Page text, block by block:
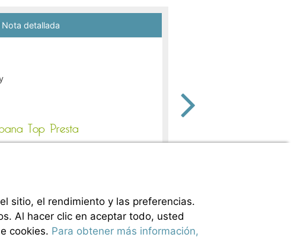
Nota detallada
Top Presta
Tipo de estancia :
Alojamiento :
Periodo de la estancia :
sitio, el rendimiento y las preferencias.
Al hacer clic en aceptar todo, usted
cookies. Para obtener más información,